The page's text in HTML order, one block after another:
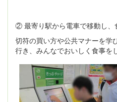
② 最寄り駅から電車で移動し、
切符の買い方や公共マナーを学
行き、みんなでおいしく食事を